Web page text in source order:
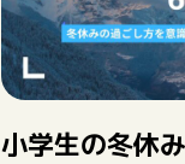
小学生の冬休